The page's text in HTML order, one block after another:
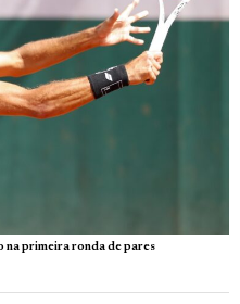
na primeira ronda de pares